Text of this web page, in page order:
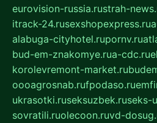
eurovision-russia.rustrah-
itrack-24.rusexshopexpress.ru
alabuga-cityhotel.rupornv.ru
bud-em-znakomye.rua-cdc.ru
korolevremont-market.ru
oooagrosnab.rufpodaso.ru
ukrasotki.ruseksuzbek.ruseks-
sovratili.ruolecoon.ruvd-